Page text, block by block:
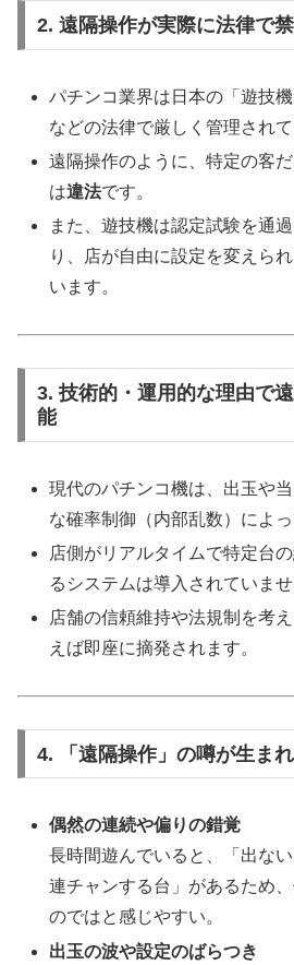
2. 遠隔操作が実際に法律で
パチンコ業界は日本の「遊技機
などの法律で厳しく管理されて
遠隔操作のように、特定の客
は違法です。
また、遊技機は認定試験を通
り、店が自由に設定を変えら
います。
3. 技術的・運用的な理由で
能
現代のパチンコ機は、出玉や
な確率制御（内部乱数）によ
店側がリアルタイムで特定台
るシステムは導入されていませ
店舗の信頼維持や法規制を考
えば即座に摘発されます。
4. 「遠隔操作」の噂が生ま
偶然の連続や偏りの錯覚
長時間遊んでいると、「出な
連チャンする台」があるため
のではと感じやすい。
出玉の波や設定のばらつき